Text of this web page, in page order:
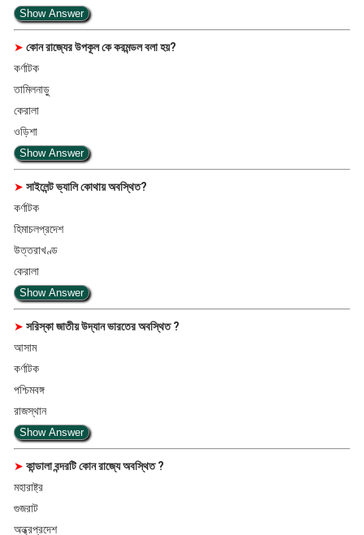
Show Answer
➤ কোন রাজ্যের উপকূল কে করমন্ডল বলা হয়?
কর্ণাটক
তামিলনাড়ু
কেরালা
ওড়িশা
Show Answer
➤ সাইলেন্ট ভ্যালি কোথায় অবস্থিত?
কর্ণাটক
হিমাচলপ্রদেশ
উত্তরাখণ্ড
কেরালা
Show Answer
➤ সরিস্কা জাতীয় উদ্যান ভারতের অবস্থিত ?
আসাম
কর্ণাটক
পশ্চিমবঙ্গ
রাজস্থান
Show Answer
➤ কান্ডালা বন্দরটি কোন রাজ্যে অবস্থিত ?
মহারাষ্ট্র
গুজরাট
অন্ধ্রপ্রদেশ